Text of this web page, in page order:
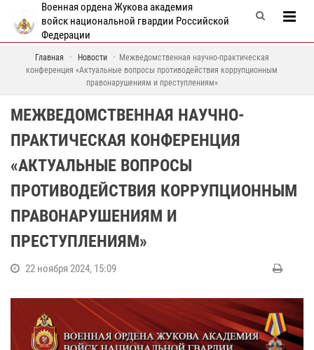
Военная ордена Жукова академия
войск национальной гвардии Российской
Федерации
Главная Новости
Межведомственная научно-практическая
конференция «Актуальные вопросы противодействия коррупционным
правонарушениям и преступлениям»
МЕЖВЕДОМСТВЕННАЯ НАУЧНО-
ПРАКТИЧЕСКАЯ КОНФЕРЕНЦИЯ
«АКТУАЛЬНЫЕ ВОПРОСЫ
ПРОТИВОДЕЙСТВИЯ КОРРУПЦИОННЫМ
ПРАВОНАРУШЕНИЯМ И
ПРЕСТУПЛЕНИЯМ»
22 ноября 2024, 15:09